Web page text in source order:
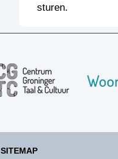
sturen.
SITEMAP